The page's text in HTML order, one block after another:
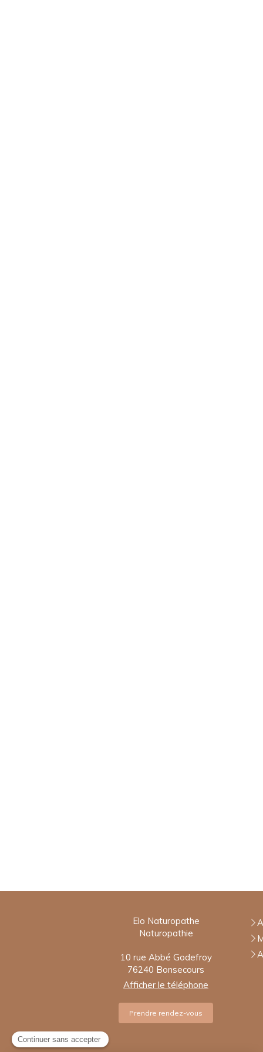
Elo Naturopathe
Naturopathie
10 rue Abbé Godefroy
76240 Bonsecours
Afficher le téléphone
Prendre rendez-vous